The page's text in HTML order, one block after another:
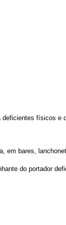
físicos e
em bares,
do portador